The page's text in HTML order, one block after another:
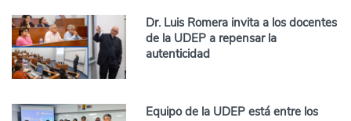
Dr. Luis Romera invita a los docentes
de la UDEP a repensar la
autenticidad
Equipo de la UDEP está entre los